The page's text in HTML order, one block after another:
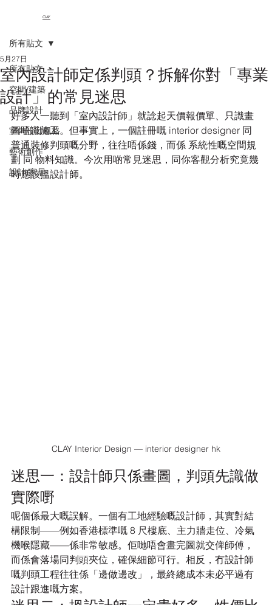
CLAY
所有貼文
空間/建築
品牌設計
室內設計風格
藝術創作
設計/家居
所有貼文
室內設計師定係判頭？拆解你對「專業
設計」的常見迷思
5月27日
好多人一聽到「室內設計師」就諗起天價報價單、只識畫
圖唔識施工。但事實上，一個註冊嘅 interior designer 同
普通裝修判頭嘅分野，往往唔係錢，而係 系統性嘅空間規
劃 同 物料知識。今次用啲常見迷思，同你客觀分析究竟幾
時應該搵設計師。
CLAY Interior Design — interior designer hk
迷思一：設計師只係畫圖，判頭先識做
實際嘢
呢個係最大嘅誤解。一個有工地經驗嘅設計師，其實對結
構限制——例如香港標準嘅 8 尺樓底、主力牆走位、冷氣
機喉隱藏——係非常敏感。佢哋唔會畫完圖就交俾師傅，
而係會落場同判頭夾位，確保細節可行。相反，冇設計師
嘅判頭工程往往係「邊做邊改」，最終總成本未必平過有
設計跟進嘅方案。